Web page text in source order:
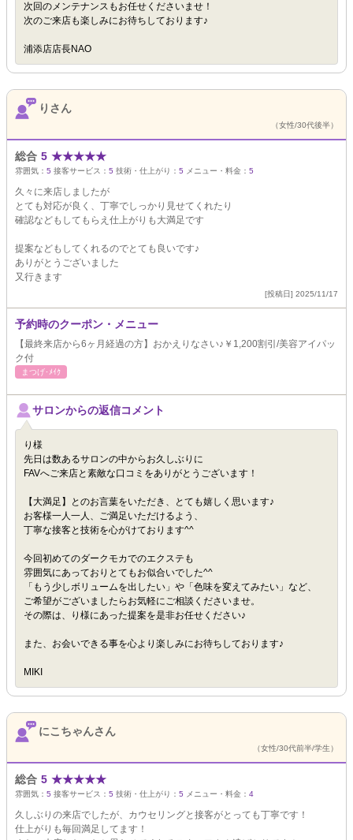
次回のメンテナンスもお任せくださいませ！
次のご来店も楽しみにお待ちしております♪
浦添店店長NAO
りさん
（女性/30代後半）
総合 5 ★★★★★
雰囲気： 5 接客サービス： 5 技術・仕上がり： 5 メニュー・料金： 5
久々に来店しましたが
とても対応が良く、丁寧でしっかり見せてくれたり
確認などもしてもらえ仕上がりも大満足です
提案などもしてくれるのでとても良いです♪
ありがとうございました
又行きます
[投稿日] 2025/11/17
予約時のクーポン・メニュー
【最終来店から6ヶ月経過の方】おかえりなさい♪￥1,200割引/美容アイパッ
ク付
まつげ･ﾒｲｸ
サロンからの返信コメント
り様
先日は数あるサロンの中からお久しぶりに
FAVへご来店と素敵な口コミをありがとうございます！
【大満足】とのお言葉をいただき、とても嬉しく思います♪
お客様一人一人、ご満足いただけるよう、
丁寧な接客と技術を心がけております^^
今回初めてのダークモカでのエクステも
雰囲気にあっておりとてもお似合いでした^^
「もう少しボリュームを出したい」や「色味を変えてみたい」など、
ご希望がございましたらお気軽にご相談くださいませ。
その際は、り様にあった提案を是非お任せください♪
また、お会いできる事を心より楽しみにお待ちしております♪
MIKI
にこちゃんさん
（女性/30代前半/学生）
総合 5 ★★★★★
雰囲気： 5 接客サービス： 5 技術・仕上がり： 5 メニュー・料金： 4
久しぶりの来店でしたが、カウセリングと接客がとっても丁寧です！
仕上がりも毎回満足してます！